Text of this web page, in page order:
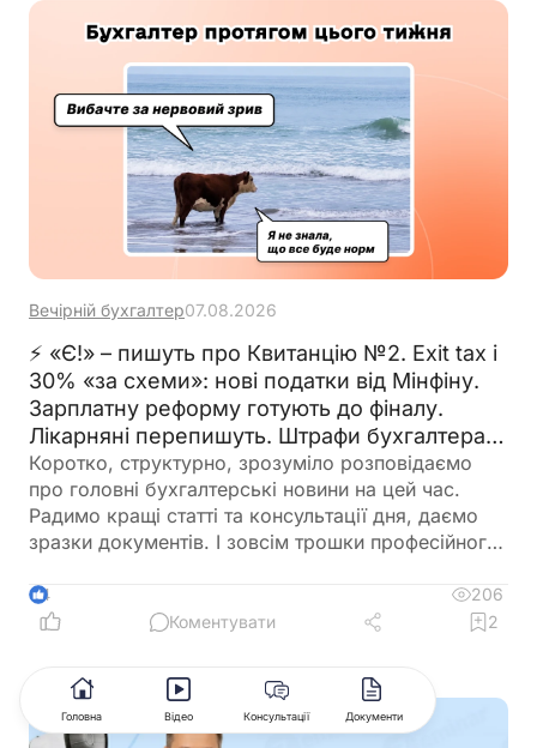
Вечірній бухгалтер07.08.2026
⚡ «Є!» – пишуть про Квитанцію №2. Exit tax і
30% «за схеми»: нові податки від Мінфіну.
Зарплатну реформу готують до фіналу.
Лікарняні перепишуть. Штрафи бухгалтерам
– теж. 🙋‍♀️ Вечірній бухгалтер від 07.08.2026
Коротко, структурно, зрозуміло розповідаємо
про головні бухгалтерські новини на цей час.
Радимо кращі статті та консультації дня, даємо
зразки документів. І зовсім трошки професійного
4
206
Коментувати
2
Головна Відео Консультації Документи